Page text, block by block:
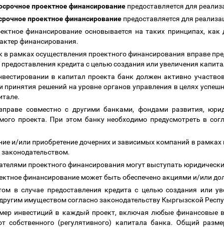
проектное финансирование предоставляется для
проектное финансирование предоставляется для
финансирование основывается на таких принципах, как
финансирования.
в рамках осуществления проектного финансирования вправе
кредита с целью создания или увеличения
в капитал проекта банк должен активно
принятия решений на уровне органов управления в целях
совместно с другими банками, фондами развития,
проекта. При этом банку необходимо предусмотреть в
и/или приобретение дочерних и зависимых компаний в
проектного финансирования могут выступать
финансирование может быть обеспечено акциями и/или
в случае предоставления кредита с целью создания или
имуществом согласно законодательству Кыргызской
инвестиций в каждый проект, включая любые финансовые
собственного (регулятивного) капитала банка. Общий